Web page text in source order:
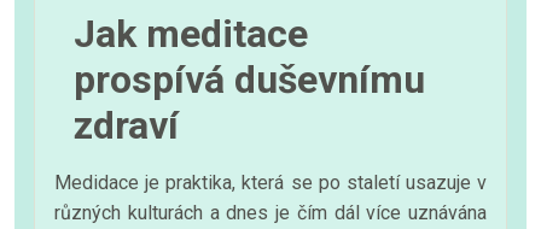
Jak meditace
prospívá duševnímu
zdraví
Medidace je praktika, která se po staletí usazuje v
různých kulturách a dnes je čím dál více uznávána